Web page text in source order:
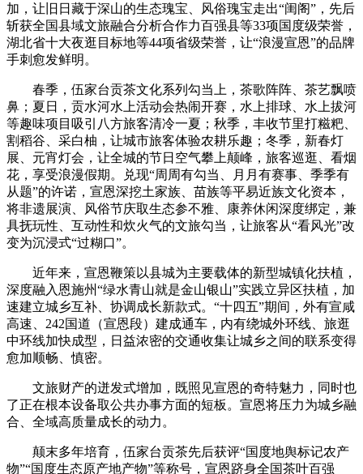
加，让旧日藏于深山的生态瑰宝、风俗瑰宝走出“闺阁”，先后
斩获全国县域文旅融合分析合作力百强县等33项国度级荣誉，
湖北省十大夜逛目标地等44项省级荣誉，让“浪漫宣恩”的品牌
手刺愈发鲜明。
春季，伍家台贡茶文化系列勾当上，茶歌阵阵、茶艺飘喷
鼻；夏日，贡水河水上活动会热闹开赛，水上排球、水上拔河
等趣味项目吸引八方旅客清冷一夏；秋季，丰收节里打糍粑、
割稻谷、采白柚，让城市旅客体验农耕乐趣；冬季，新春灯
展、元宵灯会，让全城的节日空气攀上颠峰，旅客巡逛、看烟
花，享受浪漫假期。兑现“周周有勾当、月月有赛事、季季有
从题”的许诺，宣恩深挖土家族、苗族等平易近族文化资本，
将非遗展演、风俗节庆取生态参不雅、康养休闲深度绑定，兼
具抚玩性、互动性和炊火气的文旅勾当，让旅客从“看风光”改
变为沉浸式“过糊口”。
近年来，宣恩鞭策以县城为主要载体的新型城镇化扶植，
深度融入恩施州“绿水青山就是金山银山”实践立异区扶植，加
速建立城乡互补、协调成长新款式。“十四五”期间，外有宣咸
高速、242国道（宣恩段）建成通车，内有绕城外环线、旅逛
中环线加快成型，日益浓密的交通收集让城乡之间的联系变得
愈加顺畅、慎密。
文旅财产的迸发式增加，既照见宣恩的奇特魅力，同时也
了正在根本设备取公共办事方面的短板。宣恩将压力为城乡融
合、全域高质量成长的动力。
颠末多年培育，伍家台贡茶先后获评“国度地舆标记农产
物”“国度生态原产地产物”等称号，宣恩跻身全国茶叶百强